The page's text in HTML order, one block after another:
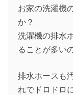
お家の洗濯機
か？
洗濯機の排水
ることが多い
排水ホースも
れでドロドロ